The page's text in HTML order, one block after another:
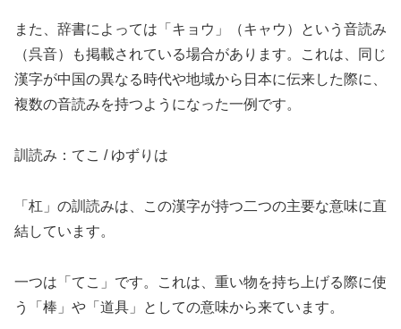
また、辞書によっては「キョウ」（キャウ）という音読み
（呉音）も掲載されている場合があります。これは、同じ
漢字が中国の異なる時代や地域から日本に伝来した際に、
複数の音読みを持つようになった一例です。
訓読み：てこ / ゆずりは
「杠」の訓読みは、この漢字が持つ二つの主要な意味に直
結しています。
一つは「てこ」です。これは、重い物を持ち上げる際に使
う「棒」や「道具」としての意味から来ています。